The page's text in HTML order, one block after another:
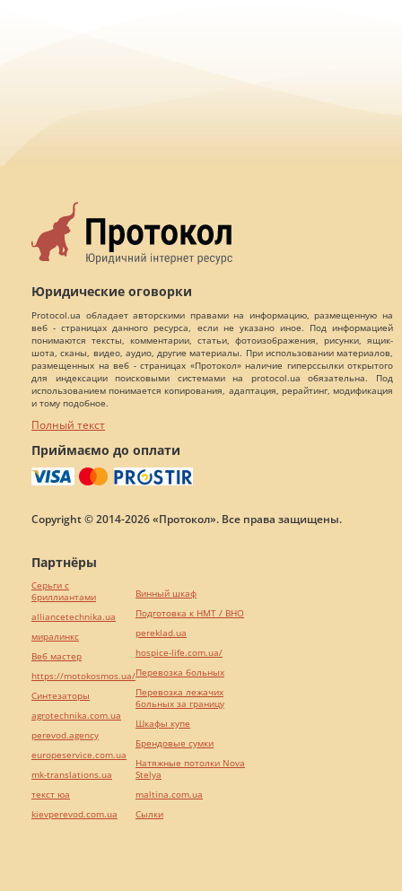
Юридические оговорки
Protocol.ua обладает авторскими правами на информацию, размещенную на
веб - страницах данного ресурса, если не указано иное. Под информацией
понимаются тексты, комментарии, статьи, фотоизображения, рисунки, ящик-
шота, сканы, видео, аудио, другие материалы. При использовании материалов,
размещенных на веб - страницах «Протокол» наличие гиперссылки открытого
для индексации поисковыми системами на protocol.ua обязательна. Под
использованием понимается копирования, адаптация, рерайтинг, модификация
и тому подобное.
Полный текст
Приймаємо до оплати
Copyright © 2014-2026 «Протокол». Все права защищены.
Партнёры
Серьги с
бриллиантами
alliancetechnika.ua
миралинкс
Веб мастер
https://motokosmos.ua/
Синтезаторы
agrotechnika.com.ua
perevod.agency
europeservice.com.ua
mk-translations.ua
текст юа
kievperevod.com.ua
Винный шкаф
Подготовка к НМТ / ВНО
pereklad.ua
hospice-life.com.ua/
Перевозка больных
Перевозка лежачих
больных за границу
Шкафы купе
Брендовые сумки
Натяжные потолки Nova
Stelya
maltina.com.ua
Cылки